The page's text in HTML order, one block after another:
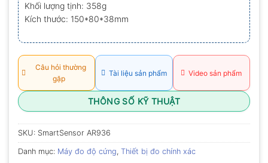
Khối lượng tịnh: 358g
Kích thước: 150*80*38mm
Câu hỏi thường
gặp
Tài liệu sản phẩm Video sản phẩm
THÔNG SỐ KỸ THUẬT
SKU: SmartSensor AR936
Danh mục: Máy đo độ cứng, Thiết bị đo chính xác